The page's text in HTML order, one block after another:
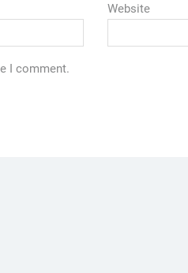
Website
I comment.